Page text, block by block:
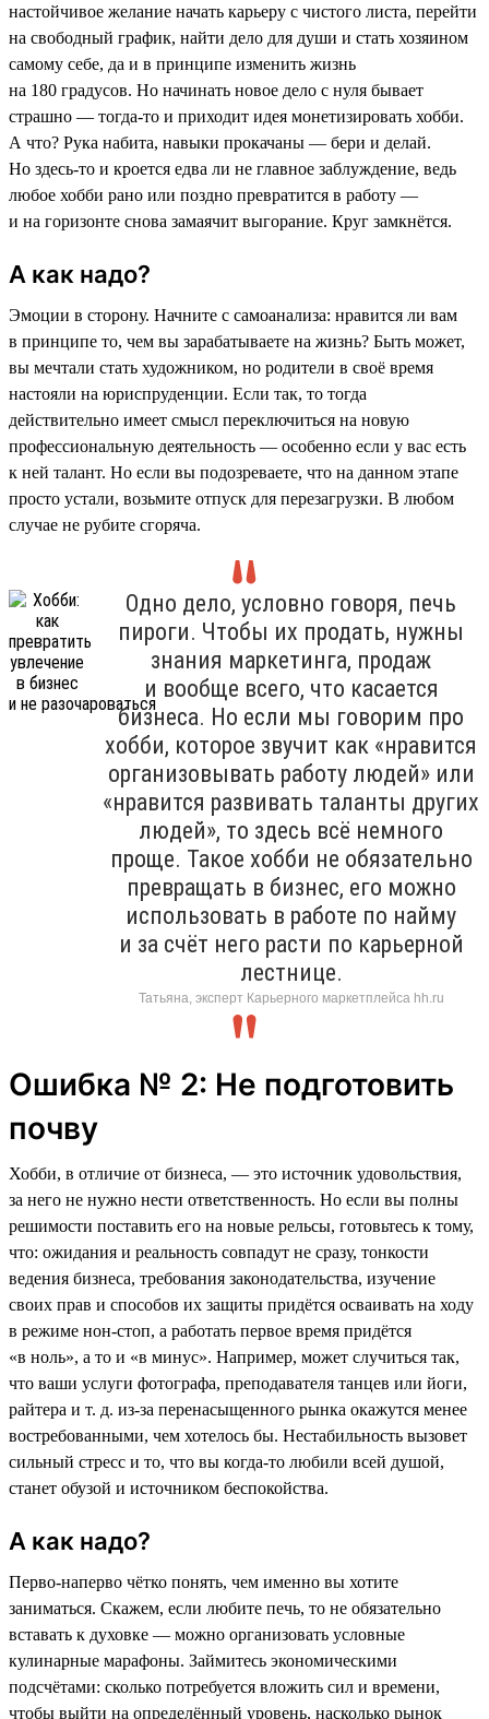
настойчивое желание начать карьеру с чистого листа, перейти
на свободный график, найти дело для души и стать хозяином
самому себе, да и в принципе изменить жизнь
на 180 градусов. Но начинать новое дело с нуля бывает
страшно — тогда-то и приходит идея монетизировать хобби.
А что? Рука набита, навыки прокачаны — бери и делай.
Но здесь-то и кроется едва ли не главное заблуждение, ведь
любое хобби рано или поздно превратится в работу —
и на горизонте снова замаячит выгорание. Круг замкнётся.
А как надо?
Эмоции в сторону. Начните с самоанализа: нравится ли вам
в принципе то, чем вы зарабатываете на жизнь? Быть может,
вы мечтали стать художником, но родители в своё время
настояли на юриспруденции. Если так, то тогда
действительно имеет смысл переключиться на новую
профессиональную деятельность — особенно если у вас есть
к ней талант. Но если вы подозреваете, что на данном этапе
просто устали, возьмите отпуск для перезагрузки. В любом
случае не рубите сгоряча.
Одно дело, условно говоря, печь
пироги. Чтобы их продать, нужны
знания маркетинга, продаж
и вообще всего, что касается
бизнеса. Но если мы говорим про
хобби, которое звучит как «нравится
организовывать работу людей» или
«нравится развивать таланты других
людей», то здесь всё немного
проще. Такое хобби не обязательно
превращать в бизнес, его можно
использовать в работе по найму
и за счёт него расти по карьерной
лестнице.
Татьяна, эксперт Карьерного маркетплейса hh.ru
Ошибка № 2: Не подготовить
почву
Хобби, в отличие от бизнеса, — это источник удовольствия,
за него не нужно нести ответственность. Но если вы полны
решимости поставить его на новые рельсы, готовьтесь к тому,
что: ожидания и реальность совпадут не сразу, тонкости
ведения бизнеса, требования законодательства, изучение
своих прав и способов их защиты придётся осваивать на ходу
в режиме нон-стоп, а работать первое время придётся
«в ноль», а то и «в минус». Например, может случиться так,
что ваши услуги фотографа, преподавателя танцев или йоги,
райтера и т. д. из-за перенасыщенного рынка окажутся менее
востребованными, чем хотелось бы. Нестабильность вызовет
сильный стресс и то, что вы когда-то любили всей душой,
станет обузой и источником беспокойства.
А как надо?
Перво-наперво чётко понять, чем именно вы хотите
заниматься. Скажем, если любите печь, то не обязательно
вставать к духовке — можно организовать условные
кулинарные марафоны. Займитесь экономическими
подсчётами: сколько потребуется вложить сил и времени,
чтобы выйти на определённый уровень, насколько рынок